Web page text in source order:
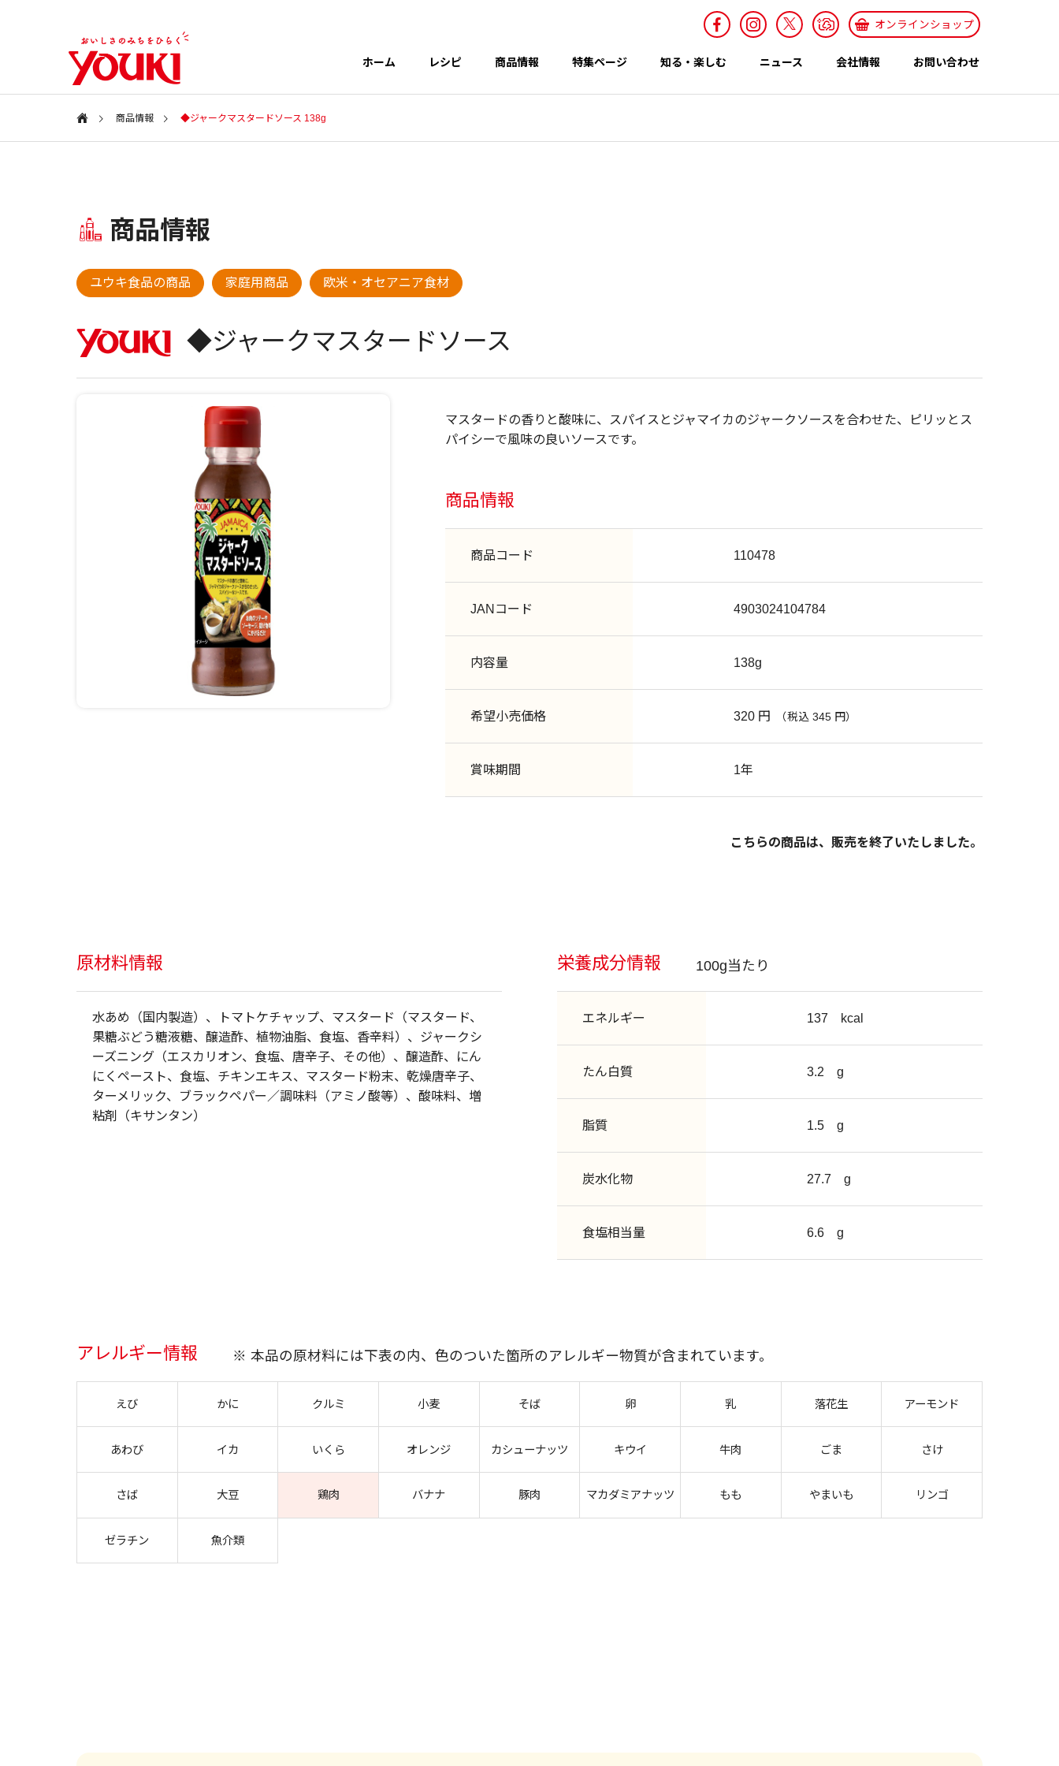
オンラインショップ
ホーム レシピ 商品情報 特集ページ 知る・楽しむ ニュース 会社情報 お問い合わせ
特集ページ
SPECIAL
2026年 春の新商品 2025年 秋の新商品
会社情報
ユウキ食品グループのCSR
商品情報 ◆ジャークマスタードソース 138g
商品情報
ユウキ食品の商品 家庭用商品 欧米・オセアニア食材
◆ジャークマスタードソース
マスタードの香りと酸味に、スパイスとジャマイカのジャークソースを合わせた、ピリッとス
パイシーで風味の良いソースです。
商品情報
商品コード 110478
JANコード 4903024104784
内容量 138g
希望小売価格 320 円 （税込 345 円）
賞味期間 1年
こちらの商品は、販売を終了いたしました。
原材料情報
水あめ（国内製造）、トマトケチャップ、マスタード（マスタード、
果糖ぶどう糖液糖、醸造酢、植物油脂、食塩、香辛料）、ジャークシ
ーズニング（エスカリオン、食塩、唐辛子、その他）、醸造酢、にん
にくペースト、食塩、チキンエキス、マスタード粉末、乾燥唐辛子、
ターメリック、ブラックペパー／調味料（アミノ酸等）、酸味料、増
粘剤（キサンタン）
栄養成分情報 100g当たり
エネルギー 137 kcal
たん白質 3.2 g
脂質 1.5 g
炭水化物 27.7 g
食塩相当量 6.6 g
アレルギー情報 ※ 本品の原材料には下表の内、色のついた箇所のアレルギー物質が含まれています。
えび かに クルミ 小麦 そば 卵 乳 落花生 アーモンド
あわび イカ いくら オレンジ カシューナッツ キウイ 牛肉 ごま さけ
さば 大豆 鶏肉 バナナ 豚肉 マカダミアナッツ もも やまいも リンゴ
ゼラチン 魚介類